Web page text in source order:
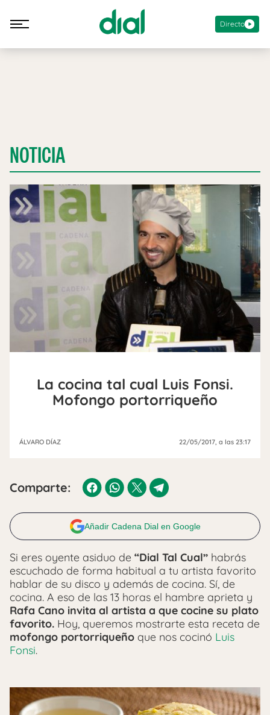
Directo
NOTICIA
La cocina tal cual Luis Fonsi.
Mofongo portorriqueño
ÁLVARO DÍAZ 22/05/2017 , a las 23:17
Comparte:
Añadir Cadena Dial en Google
Si eres oyente asiduo de “Dial Tal Cual” habrás
escuchado de forma habitual a tu artista favorito
hablar de su disco y además de cocina. Sí, de
cocina. A eso de las 13 horas el hambre aprieta y
Rafa Cano invita al artista a que cocine su plato
favorito. Hoy, queremos mostrarte esta receta de
mofongo portorriqueño que nos cocinó Luis
Fonsi.